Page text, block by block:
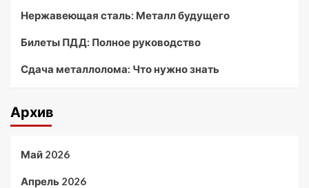
Нержавеющая сталь: Металл будущего
Билеты ПДД: Полное руководство
Сдача металлолома: Что нужно знать
Архив
Май 2026
Апрель 2026